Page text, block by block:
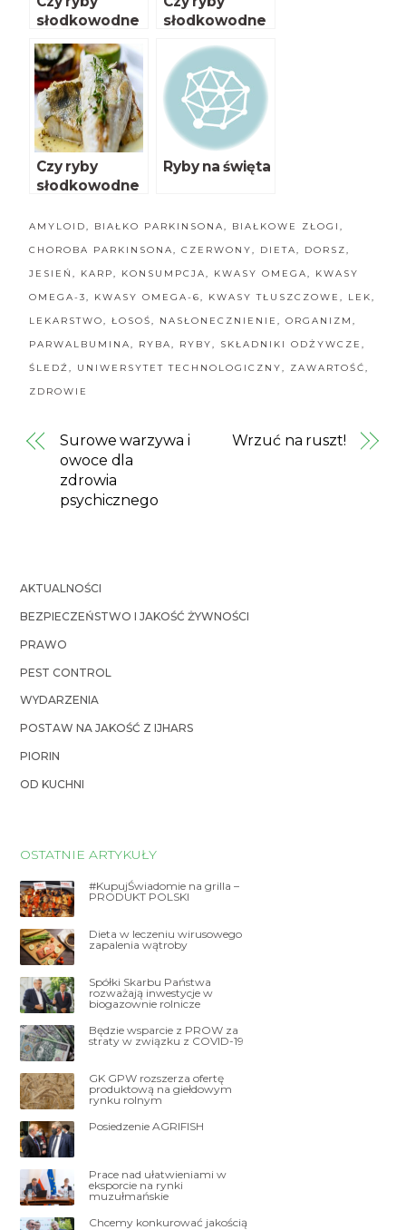
słodkowodne
są źródłem
cennych
kwasów
omega 3?
słodkowodne
cennych
kwasów
omega 3?
Czy ryby
słodkowodne
cennych
kwasów
Ryby na święta
AMYLOID, BIAŁKO PARKINSONA, BIAŁKOWE ZŁOGI,
CHOROBA PARKINSONA,CZERWONY, DIETA, DORSZ,
JESIEŃ, KARP, KONSUMPCJA, KWASY OMEGA, KWASY
OMEGA-3, KWASY OMEGA-6, KWASY TŁUSZCZOWE, LEK,
LEKARSTWO,ŁOSOŚ, NASŁONECZNIENIE,ORGANIZM,
PARWALBUMINA, RYBA, RYBY, SKŁADNIKI ODŻYWCZE,
ŚLEDŹ, UNIWERSYTET TECHNOLOGICZNY, ZAWARTOŚĆ,
ZDROWIE
Surowe warzywa i
owoce dla
zdrowia
psychicznego
Wrzuć na ruszt!
AKTUALNOŚCI
BEZPIECZEŃSTWO I JAKOŚĆ ŻYWNOŚCI
PRAWO
PEST CONTROL
WYDARZENIA
POSTAW NA JAKOŚĆ Z IJHARS
PIORIN
OD KUCHNI
OSTATNIE ARTYKUŁY
#KupujŚwiadomie na grilla –
PRODUKT POLSKI
Dieta w leczeniu wirusowego
zapalenia wątroby
Spółki Skarbu Państwa
rozważają inwestycje w
biogazownie rolnicze
Będzie wsparcie z PROW za
straty w związku z COVID-19
GK GPW rozszerza ofertę
produktową na giełdowym
rynku rolnym
Posiedzenie AGRIFISH
Prace nad ułatwieniami w
eksporcie na rynki
muzułmańskie
Chcemy konkurować jakością